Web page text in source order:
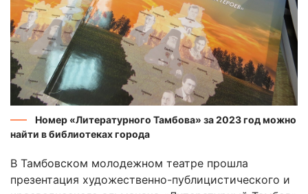
Номер «Литературного Тамбова» за 2023 год можно
найти в библиотеках города
В Тамбовском молодежном театре прошла
презентация художественно-публицистического и